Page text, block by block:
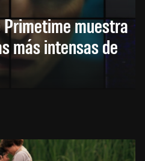
muestra
más intensas de